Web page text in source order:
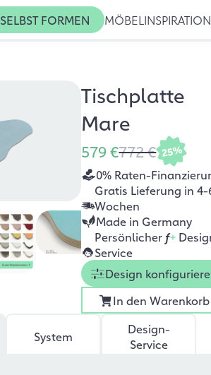
SELBST FORMEN MÖBEL INSPIRATION
Tischplatte
Mare
579 €772 € 25%
0% Raten-
Gratis Lieferung in 4-
Wochen
Made in Germany
Persönlicher f+
Service
Design
In den Warenkorb
System
Design-
Service